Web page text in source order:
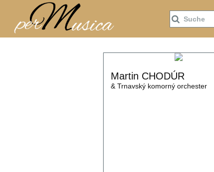

Martin CHODÚR
& Trnavský komorný orchester